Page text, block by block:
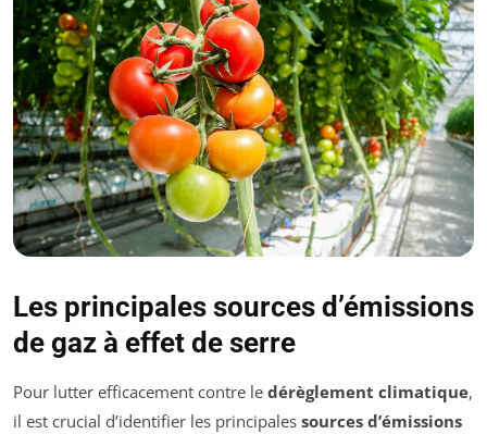
Les principales sources d’émissions
de gaz à effet de serre
Pour lutter efficacement contre le dérèglement climatique,
il est crucial d’identifier les principales sources d’émissions